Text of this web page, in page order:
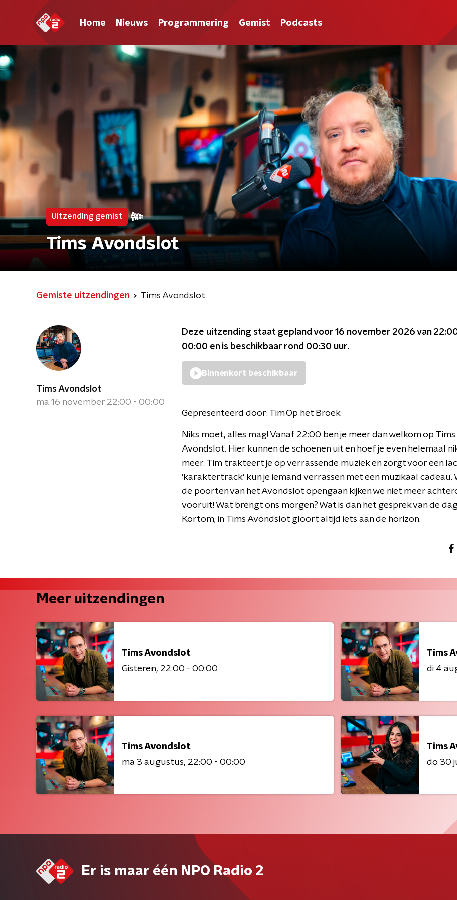
Home Nieuws Programmering Gemist Podcasts
Uitzending gemist
Tims Avondslot
Gemiste uitzendingen Tims Avondslot
Tims Avondslot
ma 16 november 22:00 - 00:00
Deze uitzending staat gepland voor 16 november 2026 van
00:00 en is beschikbaar rond 00:30 uur.
Binnenkort beschikbaar
Gepresenteerd door: Tim Op het Broek
Niks moet, alles mag! Vanaf 22:00 ben je meer dan welkom op Tims
Avondslot. Hier kunnen de schoenen uit en hoef je even helemaal
meer. Tim trakteert je op verrassende muziek en zorgt voor een
'karaktertrack' kun je iemand verrassen met een muzikaal cadeau.
de poorten van het Avondslot opengaan kijken we niet meer
vooruit! Wat brengt ons morgen? Wat is dan het gesprek van de
Kortom; in Tims Avondslot gloort altijd iets aan de horizon.
Meer uitzendingen
Tims Avondslot
Gisteren 22:00 - 00:00
Tims
di 4
Tims Avondslot
ma 3 augustus 22:00 - 00:00
Tims
do 30
Er is maar één NPO Radio 2